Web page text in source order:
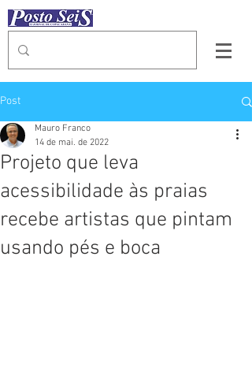
Post
Projeto que leva
acessibilidade às praias
recebe artistas que pintam
usando pés e boca
Mauro Franco
14 de mai. de 2022